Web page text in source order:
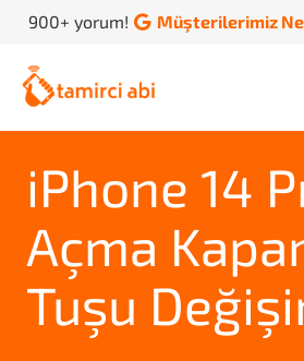
900+ yorum! Müşterilerimiz
iPhone 14
Açma
Tuşu